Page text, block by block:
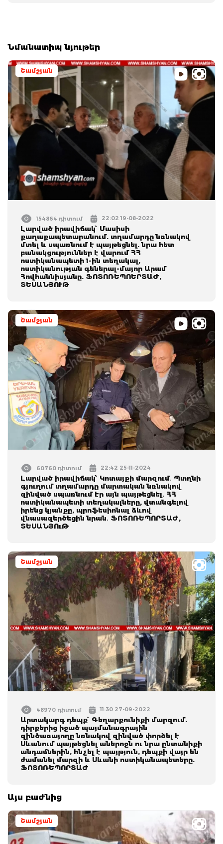
Նմանատիպ նյութեր
Շամշյան
154864 դիտում 22:02 19-08-2022
Լարված իրավիճակ՝ Մասիսի
քաղաքապետարանում. տղամարդը նռնակով
մտել և սպառնում է պայթեցնել. նրա հետ
բանակցություններ է վարում ՀՀ
ոստիկանապետի 1-ին տեղակալ,
ոստիկանության գեներալ-մայոր Արամ
Հովհաննիսյանը. ՖՈՏՈՌԵՊՈԵՐՏԱԺ,
ՏԵՍԱՆՅՈՒԹ
Շամշյան
60760 դիտում 22:42 25-11-2024
Լարված իրավիճակ՝ Կոտայքի մարզում․ Պտղնի
գյուղում տղամարդը մարտական նռնակով
զինված սպառնում էր այն պայթեցնել․ ՀՀ
ոստիկանապետի տեղակալները, վտանգելով
իրենց կյանքը, պրոֆեսիոնալ ձևով
վնասազերծեցին նրան․ ՖՈՏՈՌԵՊՈՐՏԱԺ,
ՏԵՍԱՆՅՈւԹ
Շամշյան
48970 դիտում 11:30 27-09-2022
Արտակարգ դեպք՝ Գեղարքունիքի մարզում.
դիրքերից իջած պայմանագրային
զինծառայողը նռնակով զինված փորձել է
Սևանում պայթեցնել աներոջն ու նրա ընտանիքի
անդամներին, հնչել է պայթյուն, դեպքի վայր են
ժամանել մարզի և Սևանի ոստիկանապետերը.
ՖՈՏՈՌԵՊՈՐՏԱԺ
Այս բաժնից
Շամշյան